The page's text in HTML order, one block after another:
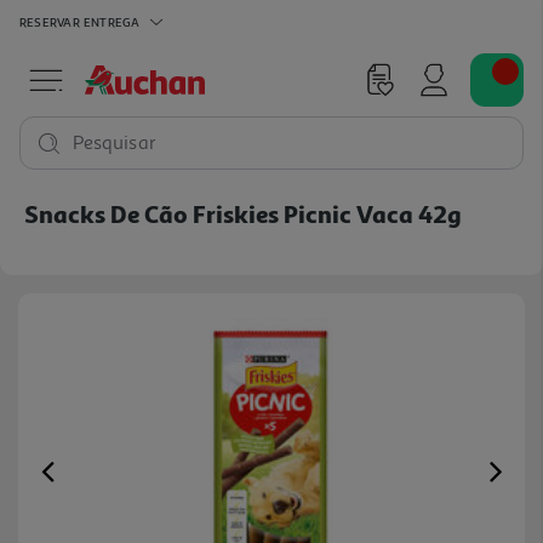
RESERVAR ENTREGA
Pesquisar
Snacks De Cão Friskies Picnic Vaca 42g
Previous